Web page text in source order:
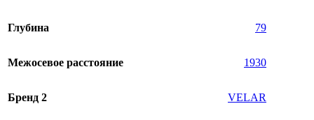
Глубина 79
Межосевое расстояние 1930
Бренд 2 VELAR